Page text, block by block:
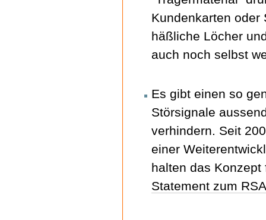
Kundenkarten oder
häßliche Löcher
auch noch selbst
Es gibt einen so
Störsignale
verhindern. Seit
einer
halten das
Statement zum